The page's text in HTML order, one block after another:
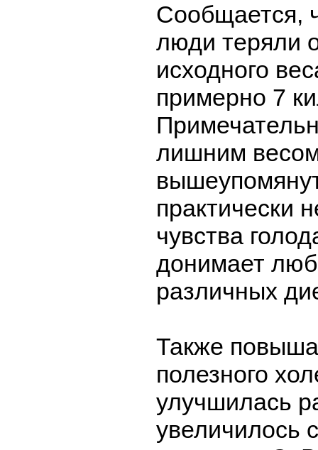
Сообщается,
люди теряли
исходного
примерно 7
лишним
практически
чувства
донимает
различных
Также
полезного
улучшилась
увеличилось